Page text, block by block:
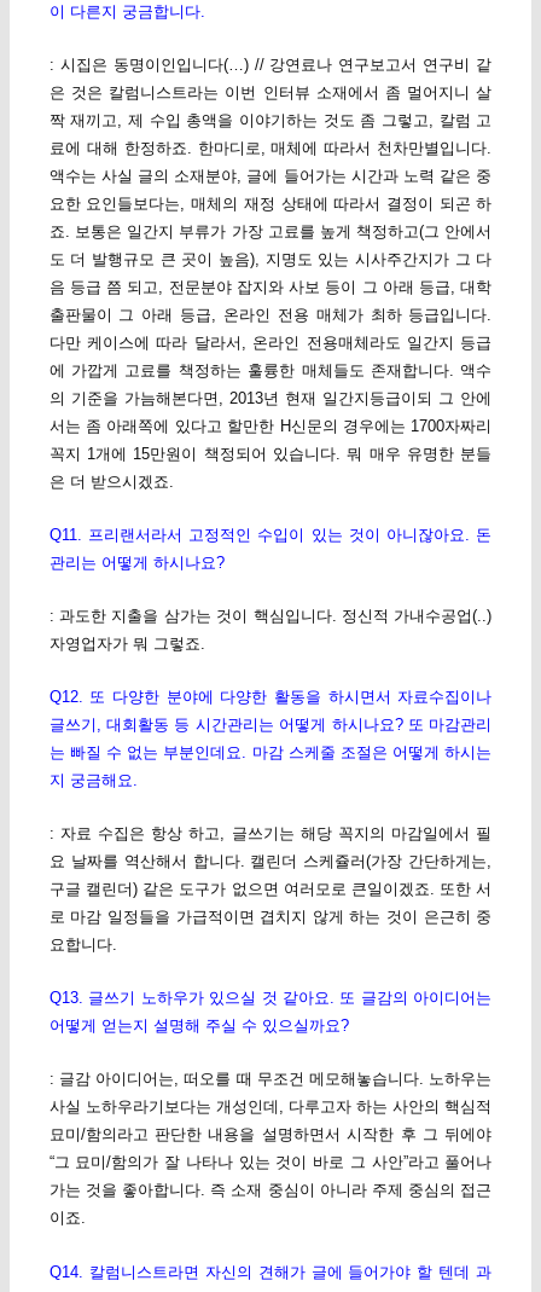
이 다른지 궁금합니다.
: 시집은 동명이인입니다(…) // 강연료나 연구보고서 연구비 같
은 것은 칼럼니스트라는 이번 인터뷰 소재에서 좀 멀어지니 살
짝 재끼고, 제 수입 총액을 이야기하는 것도 좀 그렇고, 칼럼 고
료에 대해 한정하죠. 한마디로, 매체에 따라서 천차만별입니다.
액수는 사실 글의 소재분야, 글에 들어가는 시간과 노력 같은 중
요한 요인들보다는, 매체의 재정 상태에 따라서 결정이 되곤 하
죠. 보통은 일간지 부류가 가장 고료를 높게 책정하고(그 안에서
도 더 발행규모 큰 곳이 높음), 지명도 있는 시사주간지가 그 다
음 등급 쯤 되고, 전문분야 잡지와 사보 등이 그 아래 등급, 대학
출판물이 그 아래 등급, 온라인 전용 매체가 최하 등급입니다.
다만 케이스에 따라 달라서, 온라인 전용매체라도 일간지 등급
에 가깝게 고료를 책정하는 훌륭한 매체들도 존재합니다. 액수
의 기준을 가늠해본다면, 2013년 현재 일간지등급이되 그 안에
서는 좀 아래쪽에 있다고 할만한 H신문의 경우에는 1700자짜리
꼭지 1개에 15만원이 책정되어 있습니다. 뭐 매우 유명한 분들
은 더 받으시겠죠.
Q11. 프리랜서라서 고정적인 수입이 있는 것이 아니잖아요. 돈
관리는 어떻게 하시나요?
: 과도한 지출을 삼가는 것이 핵심입니다. 정신적 가내수공업(..)
자영업자가 뭐 그렇죠.
Q12. 또 다양한 분야에 다양한 활동을 하시면서 자료수집이나
글쓰기, 대회활동 등 시간관리는 어떻게 하시나요? 또 마감관리
는 빠질 수 없는 부분인데요. 마감 스케줄 조절은 어떻게 하시는
지 궁금해요.
: 자료 수집은 항상 하고, 글쓰기는 해당 꼭지의 마감일에서 필
요 날짜를 역산해서 합니다. 캘린더 스케쥴러(가장 간단하게는,
구글 캘린더) 같은 도구가 없으면 여러모로 큰일이겠죠. 또한 서
로 마감 일정들을 가급적이면 겹치지 않게 하는 것이 은근히 중
요합니다.
Q13. 글쓰기 노하우가 있으실 것 같아요. 또 글감의 아이디어는
어떻게 얻는지 설명해 주실 수 있으실까요?
: 글감 아이디어는, 떠오를 때 무조건 메모해놓습니다. 노하우는
사실 노하우라기보다는 개성인데, 다루고자 하는 사안의 핵심적
묘미/함의라고 판단한 내용을 설명하면서 시작한 후 그 뒤에야
“그 묘미/함의가 잘 나타나 있는 것이 바로 그 사안”라고 풀어나
가는 것을 좋아합니다. 즉 소재 중심이 아니라 주제 중심의 접근
이죠.
Q14. 칼럼니스트라면 자신의 견해가 글에 들어가야 할 텐데 과